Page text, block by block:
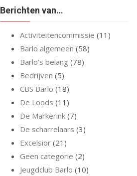
Berichten van…
Activiteitencommissie (11)
Barlo algemeen (58)
Barlo's belang (78)
Bedrijven (5)
CBS Barlo (18)
De Loods (11)
De Markerink (7)
De scharrelaars (3)
Excelsior (21)
Geen categorie (2)
Jeugdclub Barlo (10)